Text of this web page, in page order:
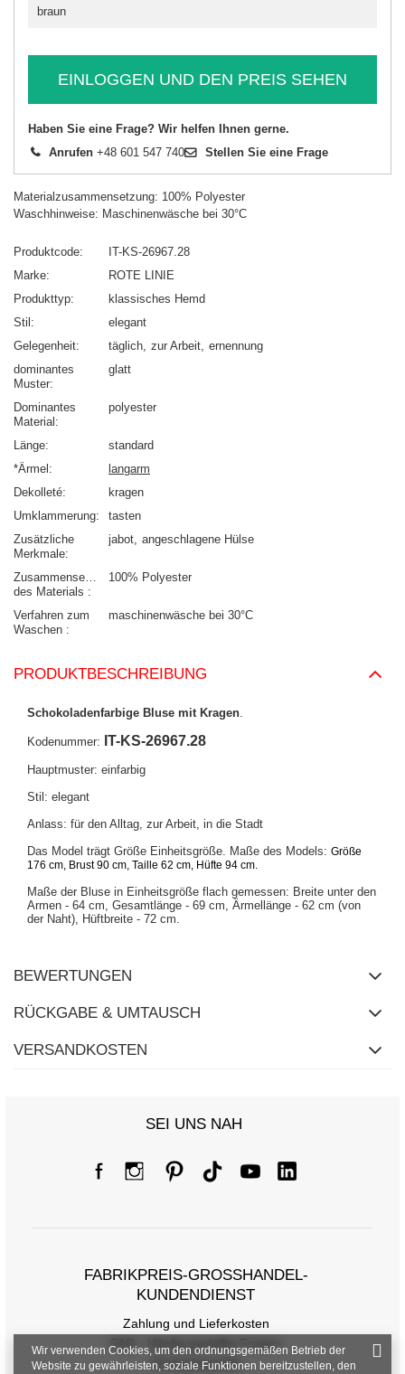
braun
EINLOGGEN UND DEN PREIS SEHEN
Haben Sie eine Frage? Wir helfen Ihnen gerne.
Anrufen +48 601 547 740 Stellen Sie eine Frage
Materialzusammensetzung: 100% Polyester
Waschhinweise: Maschinenwäsche bei 30°C
Produktcode
IT-KS-26967.28
Marke
ROTE LINIE
Produkttyp
klassisches Hemd
Stil
elegant
Gelegenheit
täglich zur Arbeit ernennung
dominantes
Muster
glatt
Dominantes
Material
polyester
Länge
standard
*Ärmel
langarm
Dekolleté
kragen
Umklammerung
tasten
Zusätzliche
Merkmale
jabot angeschlagene Hülse
Zusammensetzung
des Materials
100% Polyester
Verfahren zum
Waschen
maschinenwäsche bei 30°C
PRODUKTBESCHREIBUNG
Schokoladenfarbige Bluse mit Kragen.
Kodenummer: IT-KS-26967.28
Hauptmuster: einfarbig
Stil: elegant
Anlass: für den Alltag, zur Arbeit, in die Stadt
Das Model trägt Größe Einheitsgröße. Maße des Models: Größe
176 cm, Brust 90 cm, Taille 62 cm, Hüfte 94 cm.
Maße der Bluse in Einheitsgröße flach gemessen: Breite unter den
Armen - 64 cm, Gesamtlänge - 69 cm, Ärmellänge - 62 cm (von
der Naht), Hüftbreite - 72 cm.
BEWERTUNGEN
RÜCKGABE & UMTAUSCH
VERSANDKOSTEN
SEI UNS NAH
FABRIKPREIS-GROSSHANDEL-K
UNDENDIENST
Zahlung und Lieferkosten
FAQ - Häufig gestellte Fragen
Rückgabepolitik
Wir verwenden Cookies, um den ordnungsgemäßen Betrieb der
Website zu gewährleisten, soziale Funktionen bereitzustellen, den